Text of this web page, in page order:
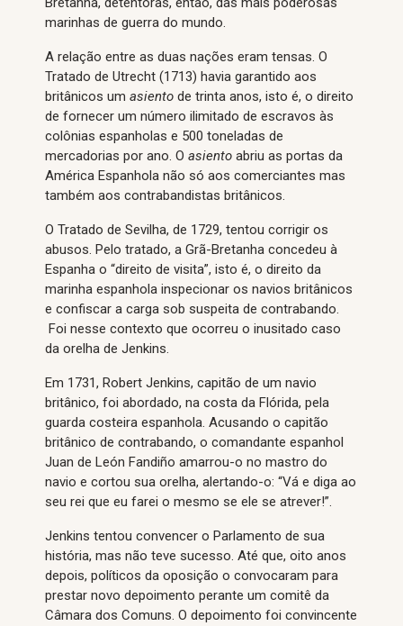
marinhas de guerra do mundo.
A relação entre as duas nações eram tensas. O
Tratado de Utrecht (1713) havia garantido aos
britânicos um asiento de trinta anos, isto é, o direito
de fornecer um número ilimitado de escravos às
colônias espanholas e 500 toneladas de
mercadorias por ano. O asiento abriu as portas da
América Espanhola não só aos comerciantes mas
também aos contrabandistas britânicos.
O Tratado de Sevilha, de 1729, tentou corrigir os
abusos. Pelo tratado, a Grã-Bretanha concedeu à
Espanha o “direito de visita”, isto é, o direito da
marinha espanhola inspecionar os navios britânicos
e confiscar a carga sob suspeita de contrabando.
Foi nesse contexto que ocorreu o inusitado caso
da orelha de Jenkins.
Em 1731, Robert Jenkins, capitão de um navio
britânico, foi abordado, na costa da Flórida, pela
guarda costeira espanhola. Acusando o capitão
britânico de contrabando, o comandante espanhol
Juan de León Fandiño amarrou-o no mastro do
navio e cortou sua orelha, alertando-o: “Vá e diga ao
seu rei que eu farei o mesmo se ele se atrever!”.
Jenkins tentou convencer o Parlamento de sua
história, mas não teve sucesso. Até que, oito anos
depois, políticos da oposição o convocaram para
prestar novo depoimento perante um comitê da
Câmara dos Comuns. O depoimento foi convincente